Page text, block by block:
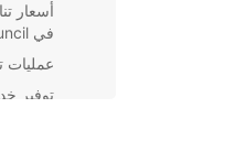
أسعار
في Ballina Shire Council.
عمليات
توفير